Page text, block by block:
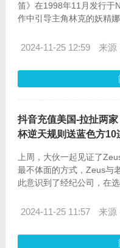
笛》在1998年11月发行于
作中引导主角林克的妖精
说：时之笛》制作人宫本
2024-11-25 12:59 来源
抖音充值美国-拉扯两
杯逆天规则送蓝色方10
上周，大伙一起见证了
最不体面的方式，Zeus与
此意识到了经纪公司，在
2024-11-25 11:57 来源